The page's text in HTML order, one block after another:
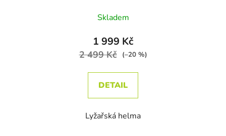
Skladem
1 999 Kč
2 499 Kč (–20 %)
DETAIL
Lyžařská helma